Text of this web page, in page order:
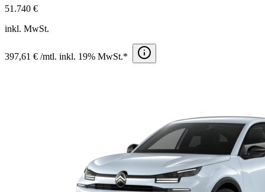
51.740 €
inkl. MwSt.
397,61 € /mtl. inkl. 19% MwSt.*